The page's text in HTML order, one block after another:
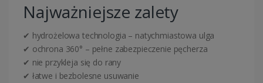
Najważniejsze zalety
✔ hydrożelowa technologia – natychmiastowa ulga
✔ ochrona 360° – pełne zabezpieczenie pęcherza
✔ nie przykleja się do rany
✔ łatwe i bezbolesne usuwanie